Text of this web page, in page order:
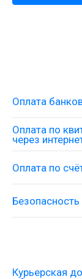
Оплата
Оплата по
через
Оплата по
Курьерская